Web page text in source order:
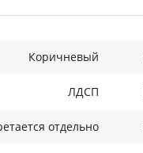
Коричневый
ЛДСП
отдельно